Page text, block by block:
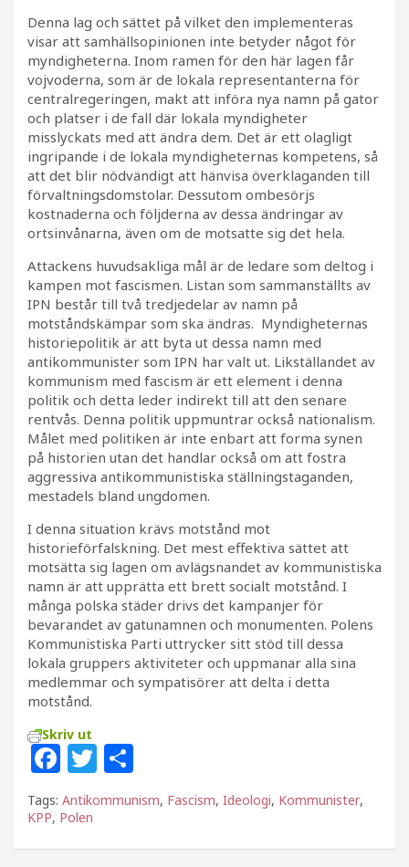
Denna lag och sättet på vilket den implementeras
visar att samhällsopinionen inte betyder något för
myndigheterna. Inom ramen för den här lagen får
vojvoderna, som är de lokala representanterna för
centralregeringen, makt att införa nya namn på gator
och platser i de fall där lokala myndigheter
misslyckats med att ändra dem. Det är ett olagligt
ingripande i de lokala myndigheternas kompetens, så
att det blir nödvändigt att hänvisa överklaganden till
förvaltningsdomstolar. Dessutom ombesörjs
kostnaderna och följderna av dessa ändringar av
ortsinvånarna, även om de motsatte sig det hela.
Attackens huvudsakliga mål är de ledare som deltog i
kampen mot fascismen. Listan som sammanställts av
IPN består till två tredjedelar av namn på
motståndskämpar som ska ändras. Myndigheternas
historiepolitik är att byta ut dessa namn med
antikommunister som IPN har valt ut. Likställandet av
kommunism med fascism är ett element i denna
politik och detta leder indirekt till att den senare
rentvås. Denna politik uppmuntrar också nationalism.
Målet med politiken är inte enbart att forma synen
på historien utan det handlar också om att fostra
aggressiva antikommunistiska ställningstaganden,
mestadels bland ungdomen.
I denna situation krävs motstånd mot
historieförfalskning. Det mest effektiva sättet att
motsätta sig lagen om avlägsnandet av kommunistiska
namn är att upprätta ett brett socialt motstånd. I
många polska städer drivs det kampanjer för
bevarandet av gatunamnen och monumenten. Polens
Kommunistiska Parti uttrycker sitt stöd till dessa
lokala gruppers aktiviteter och uppmanar alla sina
medlemmar och sympatisörer att delta i detta
motstånd.
Skriv ut
F
a
c
e
T
w
itt
e
el
a
Tags: Antikommunism, Fascism, Ideologi, Kommunister,
KPP, Polen